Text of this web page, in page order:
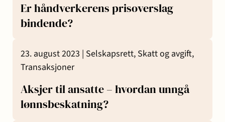
Er håndverkerens prisoverslag
bindende?
23. august 2023 | Selskapsrett, Skatt og avgift,
Transaksjoner
Aksjer til ansatte – hvordan unngå
lønnsbeskatning?